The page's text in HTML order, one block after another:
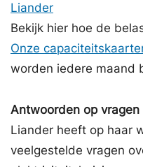
Liander
Bekijk hier hoe de
Onze
worden iedere maand
Antwoorden op vragen
Liander heeft op haar
veelgestelde vragen